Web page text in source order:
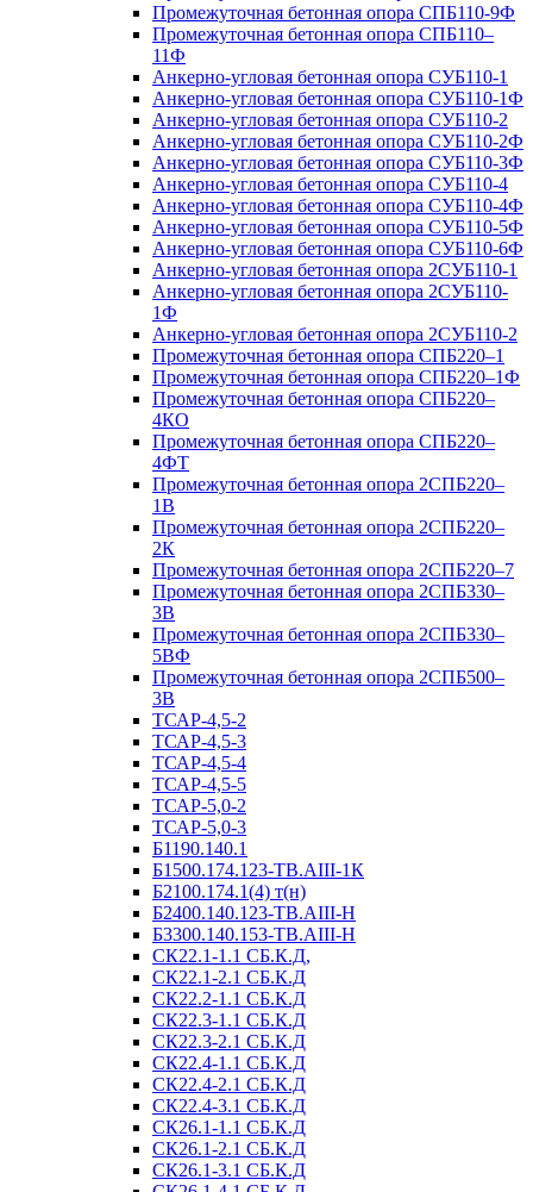
Промежуточная бетонная опора СПБ110-9Ф
Промежуточная бетонная опора СПБ110–
11Ф
Анкерно-угловая бетонная опора СУБ110-1
Анкерно-угловая бетонная опора СУБ110-1Ф
Анкерно-угловая бетонная опора СУБ110-2
Анкерно-угловая бетонная опора СУБ110-2Ф
Анкерно-угловая бетонная опора СУБ110-3Ф
Анкерно-угловая бетонная опора СУБ110-4
Анкерно-угловая бетонная опора СУБ110-4Ф
Анкерно-угловая бетонная опора СУБ110-5Ф
Анкерно-угловая бетонная опора СУБ110-6Ф
Анкерно-угловая бетонная опора 2СУБ110-1
Анкерно-угловая бетонная опора 2СУБ110-
1Ф
Анкерно-угловая бетонная опора 2СУБ110-2
Промежуточная бетонная опора СПБ220–1
Промежуточная бетонная опора СПБ220–1Ф
Промежуточная бетонная опора СПБ220–
4КО
Промежуточная бетонная опора СПБ220–
4ФТ
Промежуточная бетонная опора 2СПБ220–
1В
Промежуточная бетонная опора 2СПБ220–
2К
Промежуточная бетонная опора 2СПБ220–7
Промежуточная бетонная опора 2СПБ330–
3В
Промежуточная бетонная опора 2СПБ330–
5ВФ
Промежуточная бетонная опора 2СПБ500–
3В
ТСАР-4,5-2
ТСАР-4,5-3
ТСАР-4,5-4
ТСАР-4,5-5
ТСАР-5,0-2
ТСАР-5,0-3
Б1190.140.1
Б1500.174.123-ТВ.АIII-1К
Б2100.174.1(4) т(н)
Б2400.140.123-ТВ.АIII-Н
Б3300.140.153-ТВ.АIII-Н
СК22.1-1.1 СБ.К.Д,
СК22.1-2.1 СБ.К.Д
СК22.2-1.1 СБ.К.Д
СК22.3-1.1 СБ.К.Д
СК22.3-2.1 СБ.К.Д
СК22.4-1.1 СБ.К.Д
СК22.4-2.1 СБ.К.Д
СК22.4-3.1 СБ.К.Д
СК26.1-1.1 СБ.К.Д
СК26.1-2.1 СБ.К.Д
СК26.1-3.1 СБ.К.Д